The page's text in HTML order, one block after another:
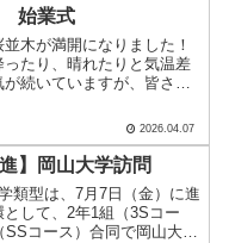
始業式
木が満開になりました！
ったり、晴れたりと気温差
続いていますが、皆さん
校では令和8年度の始業式
て行われ.....
2026.04.07
】岡山大学訪問
類型は、7月7日（金）に進
として、2年1組（3Sコー
SSコース）合同で岡山大学